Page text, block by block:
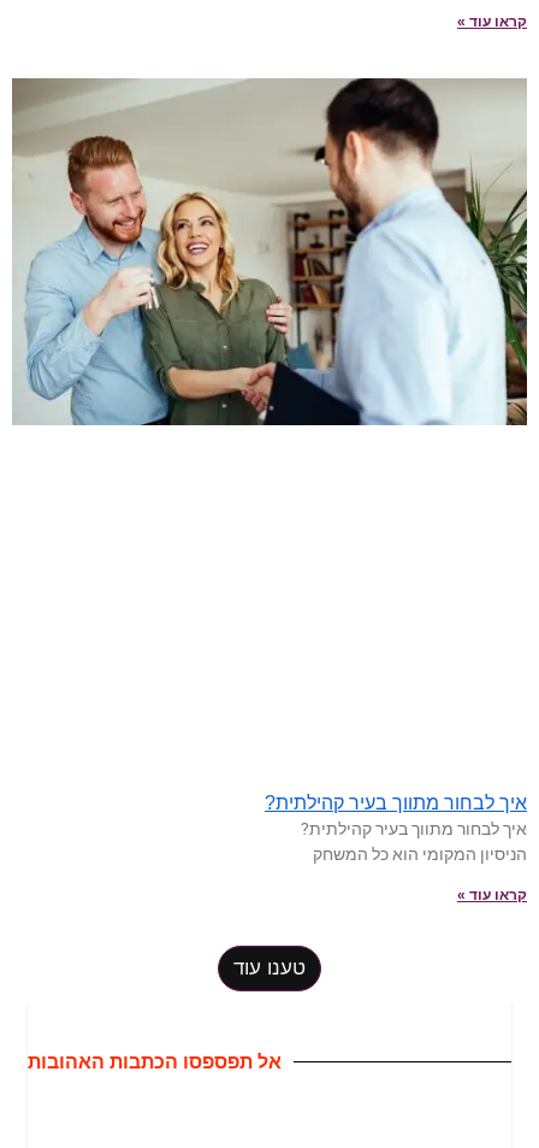
קראו עוד »
איך לבחור מתווך בעיר קהילתית?
איך לבחור מתווך בעיר קהילתית?
הניסיון המקומי הוא כל המשחק
קראו עוד »
טענו עוד
אל תפספסו הכתבות האהובות